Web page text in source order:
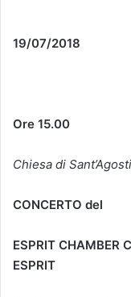
19/07/2018
Ore 15.00
Chiesa di
CONCERTO del
ESPRIT CHAMBER
ESPRIT